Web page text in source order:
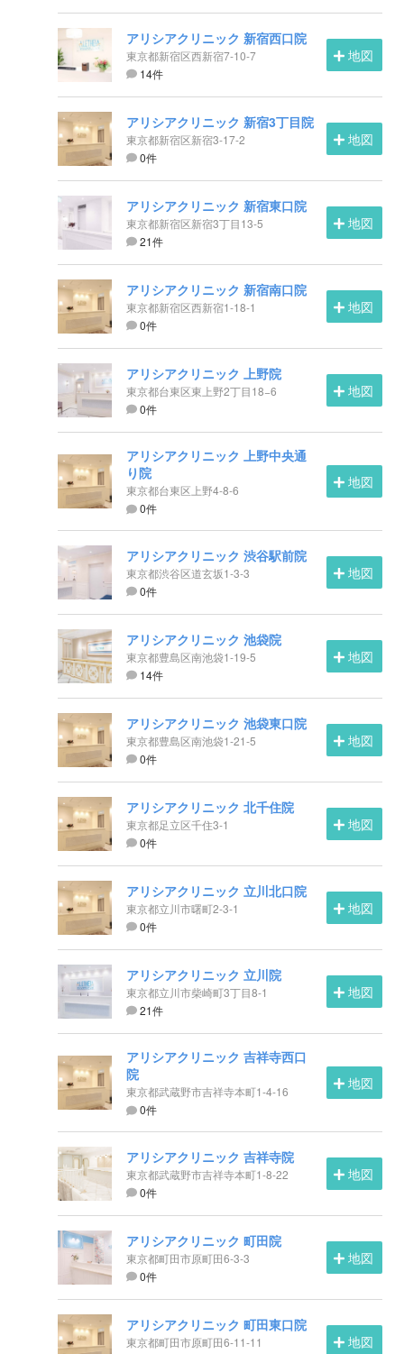
アリシアクリニック 新宿西口院
東京都新宿区西新宿7-10-7
14件
地図
アリシアクリニック 新宿3丁目院
東京都新宿区新宿3-17-2
0件
地図
アリシアクリニック 新宿東口院
東京都新宿区新宿3丁目13-5
21件
地図
アリシアクリニック 新宿南口院
東京都新宿区西新宿1-18-1
0件
地図
アリシアクリニック 上野院
東京都台東区東上野2丁目18−6
0件
地図
アリシアクリニック 上野中央通
り院
東京都台東区上野4-8-6
0件
地図
アリシアクリニック 渋谷駅前院
東京都渋谷区道玄坂1-3-3
0件
地図
アリシアクリニック 池袋院
東京都豊島区南池袋1-19-5
14件
地図
アリシアクリニック 池袋東口院
東京都豊島区南池袋1-21-5
0件
地図
アリシアクリニック 北千住院
東京都足立区千住3-1
0件
地図
アリシアクリニック 立川北口院
東京都立川市曙町2-3-1
0件
地図
アリシアクリニック 立川院
東京都立川市柴崎町3丁目8-1
21件
地図
アリシアクリニック 吉祥寺西口
院
東京都武蔵野市吉祥寺本町1-4-16
0件
地図
アリシアクリニック 吉祥寺院
東京都武蔵野市吉祥寺本町1-8-22
0件
地図
アリシアクリニック 町田院
東京都町田市原町田6-3-3
0件
地図
アリシアクリニック 町田東口院
東京都町田市原町田6-11-11
地図